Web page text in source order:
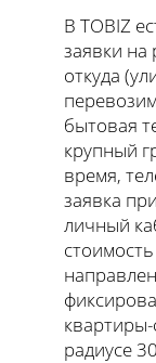
В TOBIZ
заявки на
откуда
бытовая
крупный
время,
заявка
личный
квартиры-
радиусе